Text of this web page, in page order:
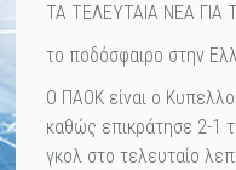
ΤΑ ΤΕΛΕΥΤΑΙΑ ΝΕΑ ΓΙΑ
το ποδόσφαιρο στην
Ο ΠΑΟΚ είναι ο
καθώς επικράτησε 2-1
γκολ στο τελευταίο